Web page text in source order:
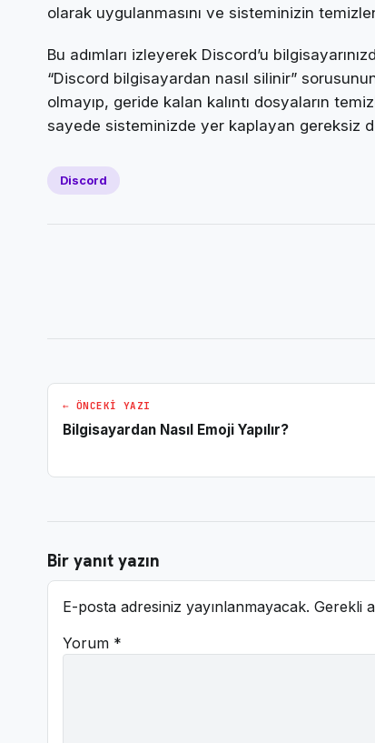
olarak uygulanmasını ve sisteminizin
Bu adımları izleyerek Discord’u
“Discord bilgisayardan nasıl silinir”
olmayıp, geride kalan kalıntı dosyaların
sayede sisteminizde yer kaplayan gereksiz
Discord
← ÖNCEKI YAZI
Bilgisayardan Nasıl Emoji Yapılır?
Bir yanıt yazın
E-posta adresiniz yayınlanmayacak. Gerekli
Yorum *